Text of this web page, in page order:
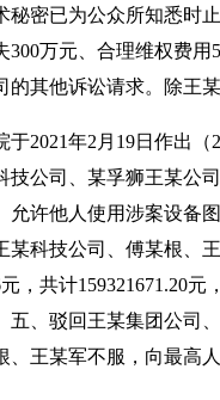
秘密已为公众所知悉时
300万元、合理维权费
的其他诉讼请求。除王
年2月19日作出（
技公司、某孚狮王某公
允许他人使用涉案设备
某科技公司、傅某根、
，共计159321671.20
五、驳回王某集团公司
、王某军不服，向最高